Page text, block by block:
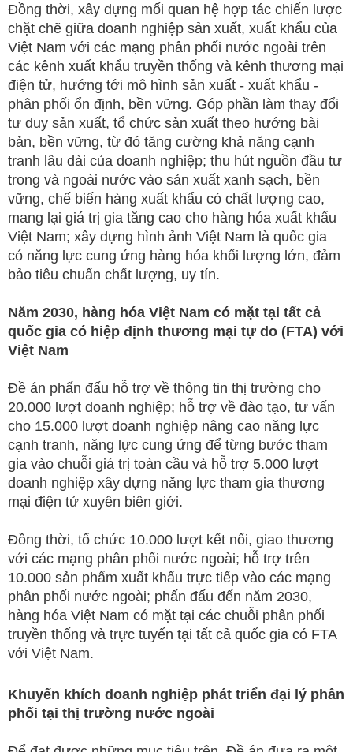
Đồng thời, xây dựng mối quan hệ hợp tác chiến lược
chặt chẽ giữa doanh nghiệp sản xuất, xuất khẩu của
Việt Nam với các mạng phân phối nước ngoài trên
các kênh xuất khẩu truyền thống và kênh thương mại
điện tử, hướng tới mô hình sản xuất - xuất khẩu -
phân phối ổn định, bền vững. Góp phần làm thay đổi
tư duy sản xuất, tổ chức sản xuất theo hướng bài
bản, bền vững, từ đó tăng cường khả năng cạnh
tranh lâu dài của doanh nghiệp; thu hút nguồn đầu tư
trong và ngoài nước vào sản xuất xanh sạch, bền
vững, chế biến hàng xuất khẩu có chất lượng cao,
mang lại giá trị gia tăng cao cho hàng hóa xuất khẩu
Việt Nam; xây dựng hình ảnh Việt Nam là quốc gia
có năng lực cung ứng hàng hóa khối lượng lớn, đảm
bảo tiêu chuẩn chất lượng, uy tín.
Năm 2030, hàng hóa Việt Nam có mặt tại tất cả
quốc gia có hiệp định thương mại tự do (FTA) với
Việt Nam
Đề án phấn đấu hỗ trợ về thông tin thị trường cho
20.000 lượt doanh nghiệp; hỗ trợ về đào tạo, tư vấn
cho 15.000 lượt doanh nghiệp nâng cao năng lực
cạnh tranh, năng lực cung ứng để từng bước tham
gia vào chuỗi giá trị toàn cầu và hỗ trợ 5.000 lượt
doanh nghiệp xây dựng năng lực tham gia thương
mại điện tử xuyên biên giới.
Đồng thời, tổ chức 10.000 lượt kết nối, giao thương
với các mạng phân phối nước ngoài; hỗ trợ trên
10.000 sản phẩm xuất khẩu trực tiếp vào các mạng
phân phối nước ngoài; phấn đấu đến năm 2030,
hàng hóa Việt Nam có mặt tại các chuỗi phân phối
truyền thống và trực tuyến tại tất cả quốc gia có FTA
với Việt Nam.
Khuyến khích doanh nghiệp phát triển đại lý phân
phối tại thị trường nước ngoài